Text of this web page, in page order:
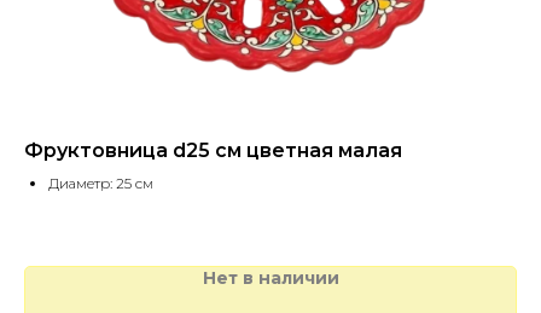
Фруктовница d25 см цветная малая
Диаметр: 25 см
Нет в наличии